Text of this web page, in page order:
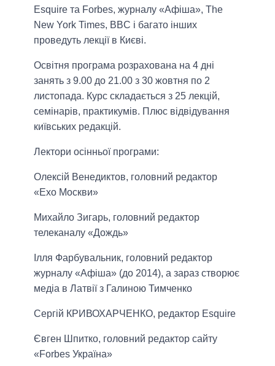
Esquire та Forbes, журналу «Афіша», The
New York Times, BBC і багато інших
проведуть лекції в Києві.
Освітня програма розрахована на 4 дні
занять з 9.00 до 21.00 з 30 жовтня по 2
листопада. Курс складається з 25 лекцій,
семінарів, практикумів. Плюс відвідування
київських редакцій.
Лектори осінньої програми:
Олексій Венедиктов, головний редактор
«Ехо Москви»
Михайло Зигарь, головний редактор
телеканалу «Дождь»
Ілля Фарбувальник, головний редактор
журналу «Афіша» (до 2014), а зараз створює
медіа в Латвії з Галиною Тимченко
Сергій КРИВОХАРЧЕНКО, редактор Esquire
Євген Шпитко, головний редактор сайту
«Forbes Україна»